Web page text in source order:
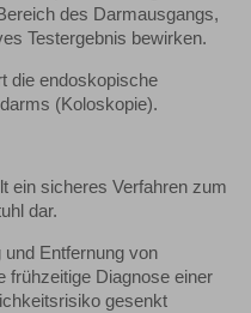
des Darmausgangs,
Testergebnis bewirken.
die endoskopische
(Koloskopie).
ein sicheres Verfahren zum
dar.
Entfernung von
frühzeitige Diagnose einer
gesenkt